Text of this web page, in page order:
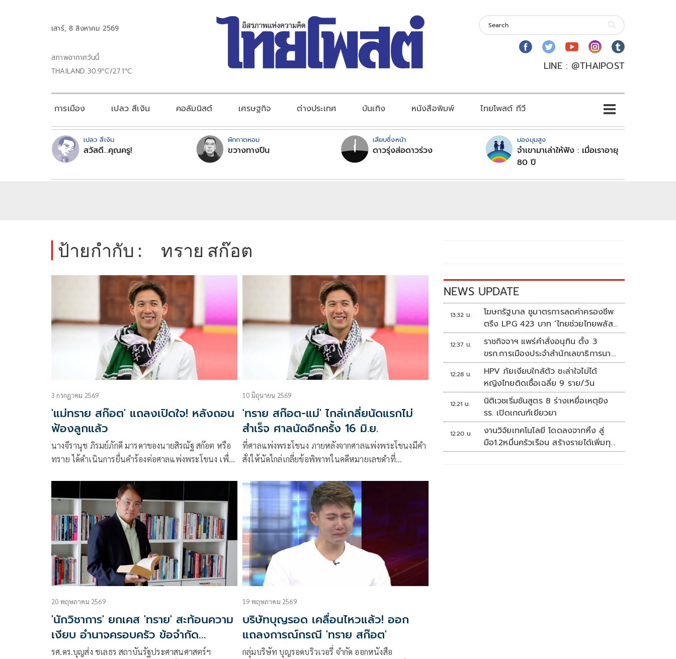
เสาร์, 8 สิงหาคม 2569
สภาพอากาศวันนี้
THAILAND 30.9°C/27.1°C
LINE : @THAIPOST
การเมือง เปลว สีเงิน คอลัมนิสต์ เศรษฐกิจ ต่างประเทศ บันเทิง หนังสือพิมพ์ ไทยโพสต์ ทีวี
เปลว สีเงิน
สวัสดี...คุณครู!
ผักกาดหอม
ขวางทางปืน
เสียบซึ่งหน้า
ดาวรุ่งส่อดาวร่วง
มองมุมสูง
จำเขามาเล่าให้ฟัง : เมื่อเราอายุ
80 ปี
ป้ายกำกับ : ทราย สก๊อต
3 กรกฎาคม 2569
'แม่ทราย สก๊อต' แถลงเปิดใจ! หลังถอน
ฟ้องลูกแล้ว
นางจีรานุช ภิรมย์ภักดี มารดาของนายสิรณัฐ สก๊อต หรือ
ทราย ได้ดำเนินการยื่นคำร้องต่อศาลแพ่งพระโขนง เพื่อ
10 มิถุนายน 2569
'ทราย สก๊อต-แม่' ไกล่เกลี่ยนัดแรกไม่
สำเร็จ ศาลนัดอีกครั้ง 16 มิ.ย.
ที่ศาลแพ่งพระโขนง ภายหลังจากศาลแพ่งพระโขนงมีคำ
สั่งให้นัดไกล่เกลี่ยข้อพิพาทในคดีหมายเลขดำที่
นายสิรณัฐ สก๊อต หรือ ทราย สก๊อต จำเลย เรื่อง เพิก
ถอนการให้ ซึ่งโจทก์ยื่นฟ้องเมื่อวันที่ 5 ก.พ. 2569 และ
จำเลยยื่นคำให้การแล้ว
20 พฤษภาคม 2569
'นักวิชาการ' ยกเคส 'ทราย' สะท้อนความ
เงียบ อำนาจครอบครัว ข้อจำกัด
กระบวนการยุติธรรม
รศ.ดร.บุญส่ง ชเลธร สถาบันรัฐประศาสนศาสตร์ฯ
19 พฤษภาคม 2569
บริษัทบุญรอด เคลื่อนไหวแล้ว! ออก
แถลงการณ์กรณี 'ทราย สก๊อต'
กลุ่มบริษัท บุญรอดบริวเวอรี่ จำกัด ออกหนังสือ
NEWS UPDATE
13:32 น.
โฆษกรัฐบาล ชูมาตรการลดค่าครองชีพ
ตรึง LPG 423 บาท ‘ไทยช่วยไทยพลัส’
ดันเงินหมุนแสนล้าน
12:37 น.
ราชกิจจาฯ แพร่คำสั่งอนุทิน ตั้ง 3
ขรก.การเมืองประจำสำนักเลขาธิการนา
ยกฯ
12:28 น.
HPV ภัยเงียบใกล้ตัว ชะล่าใจไม่ได้
หญิงไทยติดเชื้อเฉลี่ย 9 ราย/วัน
12:21 น.
นิติเวชเริ่มชันสูตร 8 ร่างเหยื่อเหตุยิง
รร. เปิดเกณฑ์เยียวยา
12:20 น.
งานวิจัยเทคโนโลยี โดดลงจากหิ้ง สู่
มือ1.2หมื่นครัวเรือน สร้างรายได้เพิ่มทุก
เดือน